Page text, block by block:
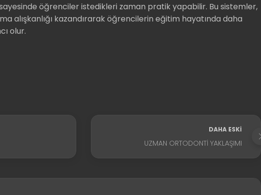
öğrenciler istedikleri zaman pratik yapabilir. Bu sistemler,
alışkanlığı kazandırarak öğrencilerin eğitim hayatında daha
olur.
DAHA ESKI
UZMAN ORTODONTI YAKLAŞIMI